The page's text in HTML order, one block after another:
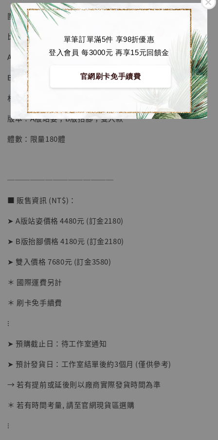
單筆訂單滿5件 享98折優惠
登入會員 每3000元 再享15元回饋金
官網刷卡免手續費
【店內現貨】七龍珠 系列蒐藏雕像 悟空 鳥山
明紀念款 [奇蹟工作室]
NT$ 4,280
NT$ 5,580
+
加入購物車
【店內現貨】海賊王 系列蒐藏雕像 布魯克達
NT$ 1,870
-
團隊：伍拾三工作室
比例：1/6
A版站姿尺寸：高26.5 cm
B版抬腳尺寸：高27.5 cm
材質：進口PU+ABS
版本：A版站姿；B版抬腳；雙入款
體數：限量180體
──────────────
■ 販售資訊 (NT$)：
➤ A版站姿價格 4480元 (訂金2180)
➤ B版抬腳價格 4180元 (訂金2180)
➤ 雙入價格 7680元 (訂金3580)
＊ 國際運費另計
＊ 刷卡免手續費
⁝
➤ 預購截止日：待工作室通知
➤ 預計發貨日：工作室結單後約3個月 (僅供參考)
→ 若有提前或延後則以廠商實際發貨時間為準
＊ 若有時間考量, 請至官網現貨區選購
⁝